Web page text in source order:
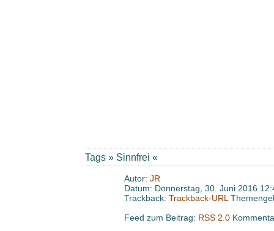
Tags » Sinnfrei «
Autor: JR
Datum: Donnerstag, 30. Juni 2016
Trackback: Trackback-URL
Feed zum Beitrag: RSS 2.0